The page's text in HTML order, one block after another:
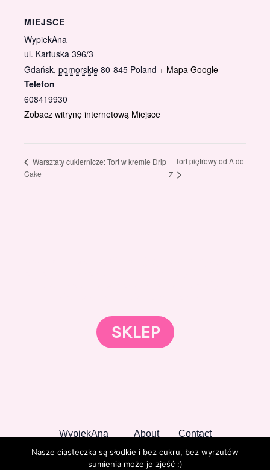
MIEJSCE
WypiekAna
ul. Kartuska 396/3
Gdańsk, pomorskie 80-845 Poland + Mapa Google
Telefon
608419930
Zobacz witrynę internetową Miejsce
Warsztaty cukiernicze: Tort w kremie Drip
Cake
Tort piętrowy od A do
Z
SKLEP
WypiekAna About Contact
Nasze ciasteczka są słodkie i bez cukru, bez wyrzutów
sumienia może je zjeść :)